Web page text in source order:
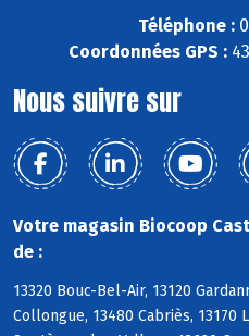
Téléphone :
Coordonnées GPS :
Nous suivre sur
Votre magasin Biocoop
de :
13320 Bouc-Bel-Air, 13120
Collongue, 13480 Cabriès, 13170